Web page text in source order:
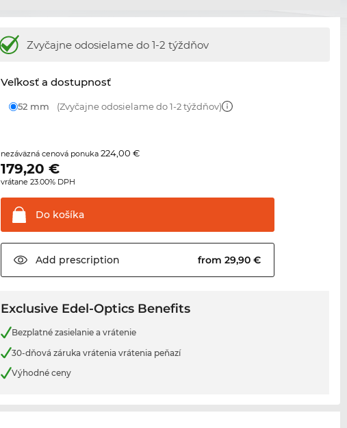
Zvyčajne odosielamedo 1-2 týždňov
Veľkosť a dostupnosť
52 mm (Zvyčajne odosielame do 1-2 týždňov)
nezáväzná cenová ponuka224,00 €
179,20 €
vrátane 23.00% DPH
Do košíka
Add prescription from 29,90 €
Exclusive Edel-Optics Benefits
Bezplatné zasielanie a vrátenie
30-dňová záruka vrátenia vrátenia peňazí
Výhodné ceny